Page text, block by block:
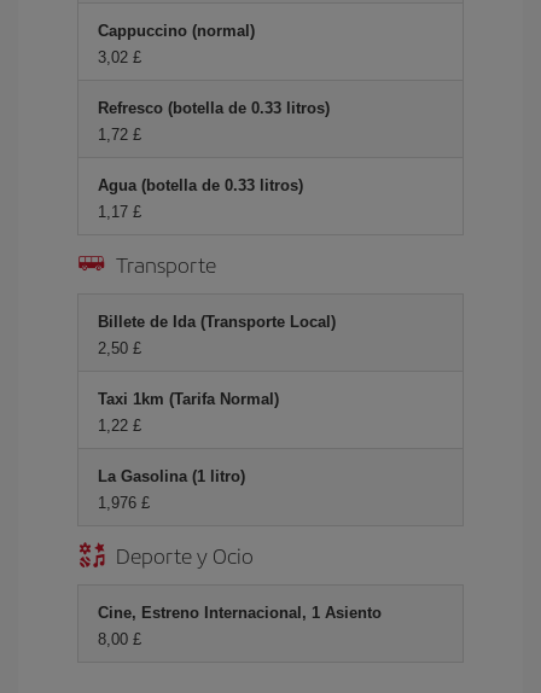
Cappuccino (normal)
3,02 £
Refresco (botella de 0.33 litros)
1,72 £
Agua (botella de 0.33 litros)
1,17 £
Transporte
Billete de Ida (Transporte Local)
2,50 £
Taxi 1km (Tarifa Normal)
1,22 £
La Gasolina (1 litro)
1,976 £
Deporte y Ocio
Cine, Estreno Internacional, 1 Asiento
8,00 £